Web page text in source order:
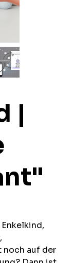
|
noch auf der